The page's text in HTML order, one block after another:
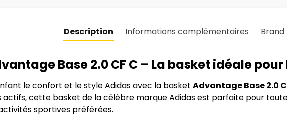
Description Informations complémentaires Brand
Base 2.0 CF C – La basket idéale
le confort et le style Adidas avec la basket Advantage Base 2.0
cette basket de la célèbre marque Adidas est parfaite pour
sportives préférées.